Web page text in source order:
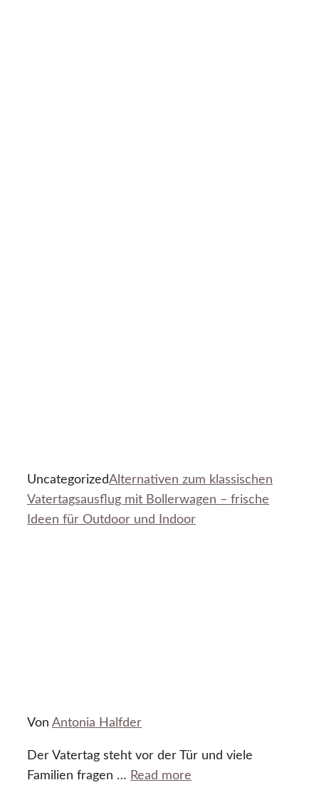
UncategorizedAlternativen zum klassischen
Vatertagsausflug mit Bollerwagen – frische
Ideen für Outdoor und Indoor
Von Antonia Halfder
Der Vatertag steht vor der Tür und viele
Familien fragen … Read more